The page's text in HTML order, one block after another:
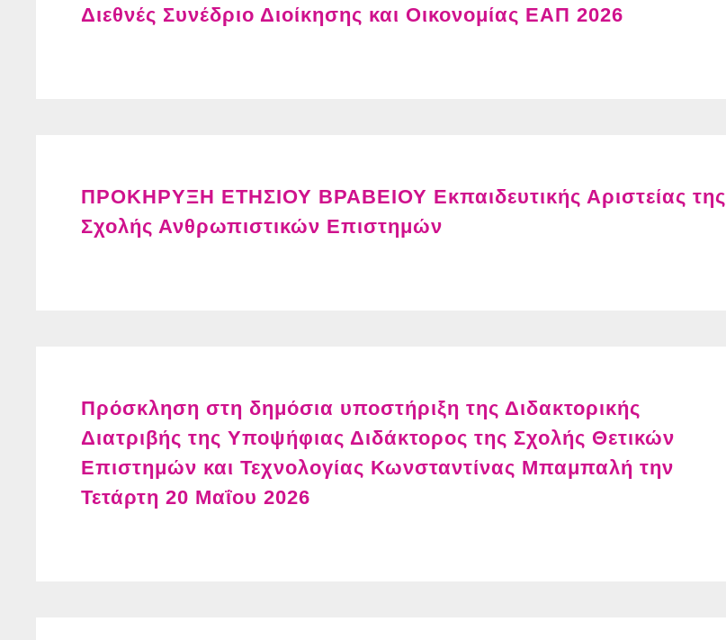
Διεθνές Συνέδριο Διοίκησης και Οικονομίας ΕΑΠ 2026
ΠΡΟΚΗΡΥΞΗ ΕΤΗΣΙΟΥ ΒΡΑΒΕΙΟΥ Εκπαιδευτικής Αριστείας της
Σχολής Ανθρωπιστικών Επιστημών
Πρόσκληση στη δημόσια υποστήριξη της Διδακτορικής
Διατριβής της Υποψήφιας Διδάκτορος της Σχολής Θετικών
Επιστημών και Τεχνολογίας Κωνσταντίνας Μπαμπαλή την
Τετάρτη 20 Μαΐου 2026